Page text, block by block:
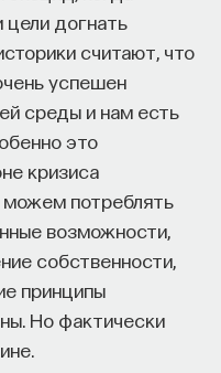
цели догнать
считают, что
успешен
среды и нам есть
это
кризиса
можем потреблять
возможности,
собственности,
принципы
Но фактически
взгляд, менее
специализируются
напрямую
поэтому
зрения
экспертизы.
специальной
в том, что
Если
обсуждаются
ли текст